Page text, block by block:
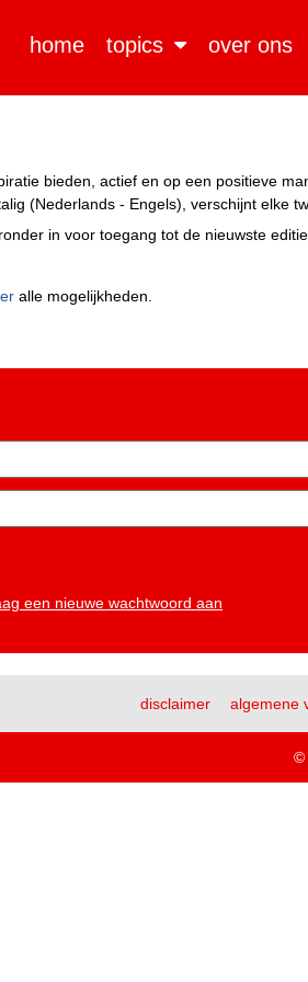
home topics over ons
bieden, actief en op een positieve
(Nederlands - Engels), verschijnt elke
in voor toegang tot de nieuwste
alle mogelijkheden.
een nieuwe wachtwoord aan
disclaimer algemene
©